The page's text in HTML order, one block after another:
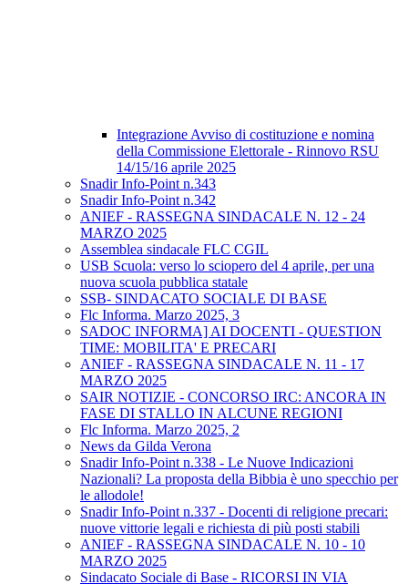
Integrazione Avviso di costituzione e nomina
della Commissione Elettorale - Rinnovo RSU
14/15/16 aprile 2025
Snadir Info-Point n.343
Snadir Info-Point n.342
ANIEF - RASSEGNA SINDACALE N. 12 - 24
MARZO 2025
Assemblea sindacale FLC CGIL
USB Scuola: verso lo sciopero del 4 aprile, per una
nuova scuola pubblica statale
SSB- SINDACATO SOCIALE DI BASE
Flc Informa. Marzo 2025, 3
SADOC INFORMA] AI DOCENTI - QUESTION
TIME: MOBILITA' E PRECARI
ANIEF - RASSEGNA SINDACALE N. 11 - 17
MARZO 2025
SAIR NOTIZIE - CONCORSO IRC: ANCORA IN
FASE DI STALLO IN ALCUNE REGIONI
Flc Informa. Marzo 2025, 2
News da Gilda Verona
Snadir Info-Point n.338 - Le Nuove Indicazioni
Nazionali? La proposta della Bibbia è uno specchio per
le allodole!
Snadir Info-Point n.337 - Docenti di religione precari:
nuove vittorie legali e richiesta di più posti stabili
ANIEF - RASSEGNA SINDACALE N. 10 - 10
MARZO 2025
Sindacato Sociale di Base - RICORSI IN VIA